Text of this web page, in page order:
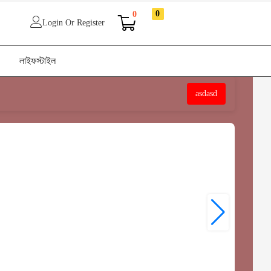
Login Or Register
0 0
লাইফস্টাইল
asdasd